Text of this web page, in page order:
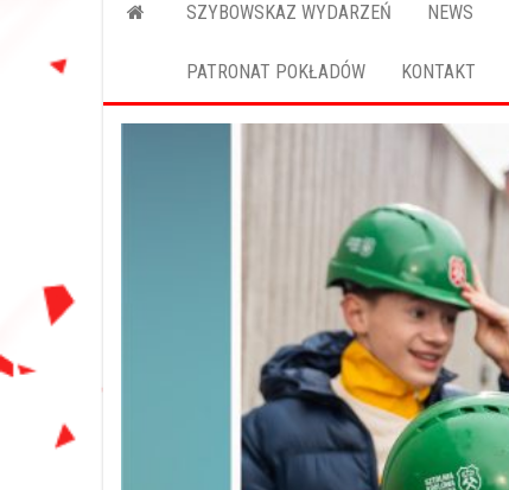
SZYBOWSKAZ WYDARZEŃ NEWS
PATRONAT POKŁADÓW KONTAKT